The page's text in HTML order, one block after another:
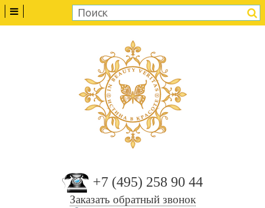
+7 (495) 258 90 44
Заказать обратный звонок